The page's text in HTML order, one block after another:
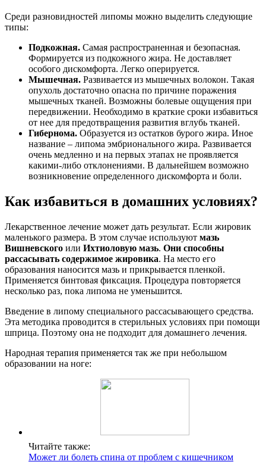
Среди разновидностей липомы можно выделить следующие
типы:
Подкожная. Самая распространенная и безопасная.
Формируется из подкожного жира. Не доставляет
особого дискомфорта. Легко оперируется.
Мышечная. Развивается из мышечных волокон. Такая
опухоль достаточно опасна по причине поражения
мышечных тканей. Возможны болевые ощущения при
передвижении. Необходимо в краткие сроки избавиться
от нее для предотвращения развития вглубь тканей.
Гибернома. Образуется из остатков бурого жира. Иное
название – липома эмбрионального жира. Развивается
очень медленно и на первых этапах не проявляется
какими-либо отклонениями. В дальнейшем возможно
возникновение определенного дискомфорта и боли.
Как избавиться в домашних условиях?
Лекарственное лечение может дать результат. Если жировик
маленького размера. В этом случае используют мазь
Вишневского или Ихтиоловую мазь. Они способны
рассасывать содержимое жировика. На место его
образования наносится мазь и прикрывается пленкой.
Применяется бинтовая фиксация. Процедура повторяется
несколько раз, пока липома не уменьшится.
Введение в липому специального рассасывающего средства.
Эта методика проводится в стерильных условиях при помощи
шприца. Поэтому она не подходит для домашнего лечения.
Народная терапия применяется так же при небольшом
образовании на ноге:
Читайте также:
Может ли болеть спина от проблем с кишечником